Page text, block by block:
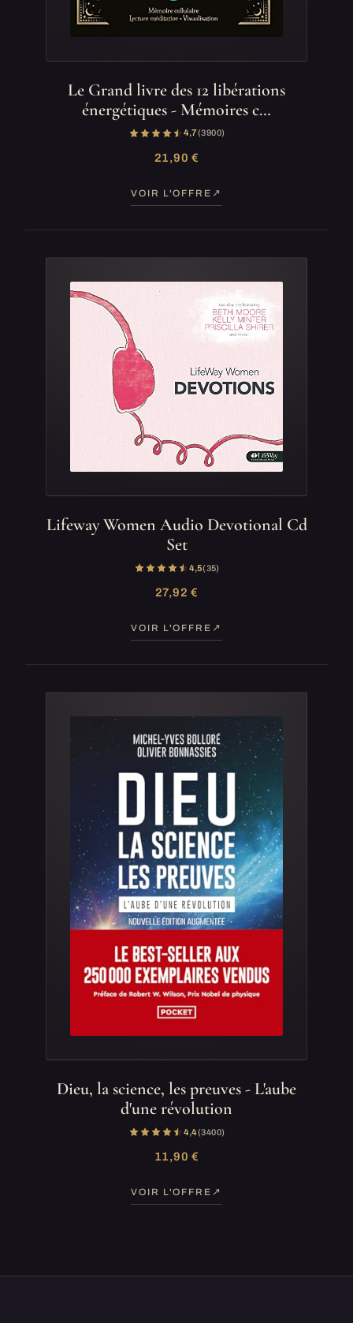
Le Grand livre des 12 libérations
énergétiques - Mémoires c…
4,7(3 900)
21,90 €
VOIR L'OFFRE
Lifeway Women Audio Devotional Cd
Set
4,5(35)
27,92 €
VOIR L'OFFRE
Dieu, la science, les preuves - L'aube
d'une révolution
4,4(3 400)
11,90 €
VOIR L'OFFRE